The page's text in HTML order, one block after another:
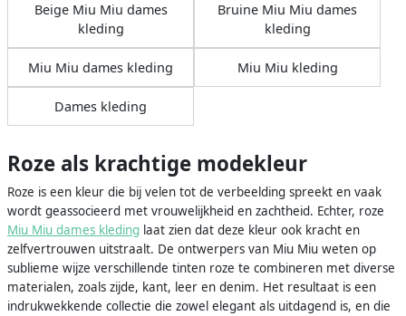
Beige Miu Miu dames
kleding
Bruine Miu Miu dames
kleding
Miu Miu dames kleding Miu Miu kleding
Dames kleding
Roze als krachtige modekleur
Roze is een kleur die bij velen tot de verbeelding spreekt en vaak
wordt geassocieerd met vrouwelijkheid en zachtheid. Echter, roze
Miu Miu dames kleding laat zien dat deze kleur ook kracht en
zelfvertrouwen uitstraalt. De ontwerpers van Miu Miu weten op
sublieme wijze verschillende tinten roze te combineren met diverse
materialen, zoals zijde, kant, leer en denim. Het resultaat is een
indrukwekkende collectie die zowel elegant als uitdagend is, en die